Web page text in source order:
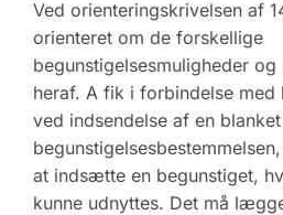
Ved orienteringskrivelsen af
orienteret om de forskellige
begunstigelsesmuligheder
heraf. A fik i forbindelse med
ved indsendelse af en
at indsætte en begunstiget,
kunne udnyttes. Det må